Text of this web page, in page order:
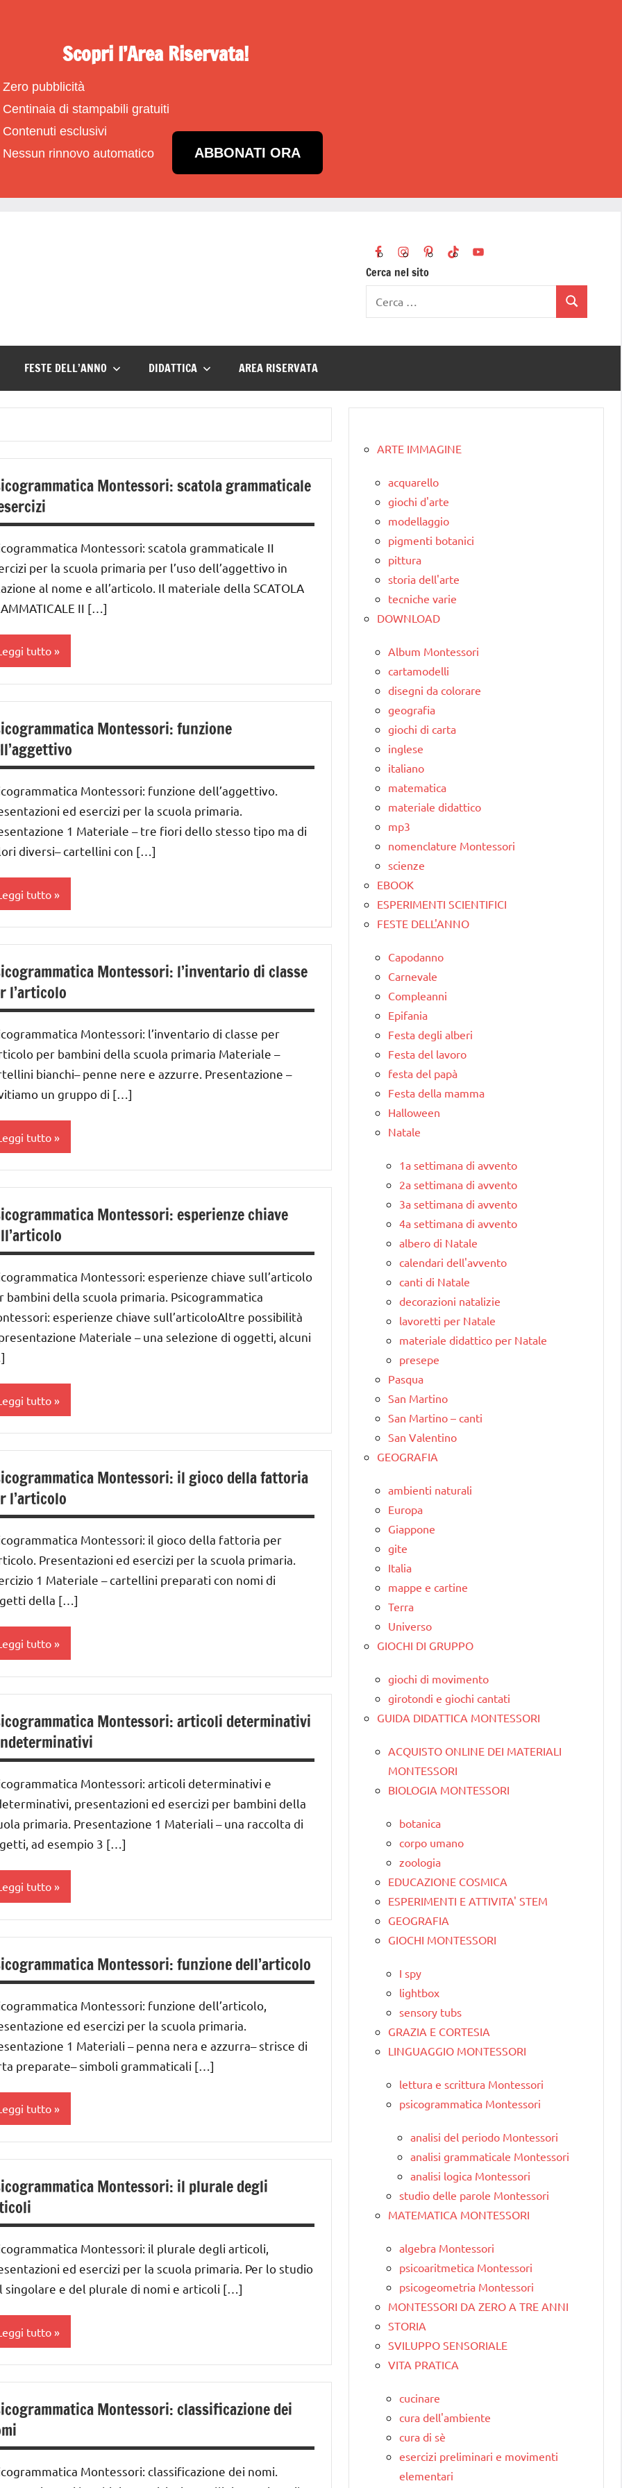
Scopri l’Area Riservata!
Zero pubblicità
Centinaia di stampabili gratuiti
Contenuti esclusivi
Nessun rinnovo automatico
ABBONATI ORA
Cerca nel sito
per:
Cerca
FESTE DELL’ANNO DIDATTICA AREA RISERVATA
Montessori: scatola grammaticale
Montessori: scatola grammaticale II
per la scuola primaria per l’uso dell’aggettivo in
al nome e all’articolo. Il materiale della SCATOLA
II […]
tutto
classe
GUIDA
Montessori
ETA'
Montessori: funzione
Montessori: funzione dell’aggettivo.
ed esercizi per la scuola primaria.
1 Materiale – tre fiori dello stesso tipo ma di
diversi– cartellini con […]
tutto
2a
GUIDA
MONTESSORI
GLI
ETA'
Montessori: l’inventario di classe
l’articolo
Montessori: l’inventario di classe per
per bambini della scuola primaria Materiale –
bianchi– penne nere e azzurre. Presentazione –
un gruppo di […]
tutto
3a
Montessori
GLI
ETA'
Montessori: esperienze chiave
Montessori: esperienze chiave sull’articolo
bambini della scuola primaria. Psicogrammatica
esperienze chiave sull’articoloAltre possibilità
Materiale – una selezione di oggetti, alcuni
tutto
Montessori
ETA'
Montessori: il gioco della fattoria
l’articolo
Montessori: il gioco della fattoria per
Presentazioni ed esercizi per la scuola primaria.
1 Materiale – cartellini preparati con nomi di
della […]
tutto
classe
GUIDA
GLI
ETA'
Montessori: articoli determinativi
Montessori: articoli determinativi e
presentazioni ed esercizi per bambini della
primaria. Presentazione 1 Materiali – una raccolta di
ad esempio 3 […]
tutto
2a
GLI
GLI
Montessori: funzione dell’articolo
Montessori: funzione dell’articolo,
ed esercizi per la scuola primaria.
1 Materiali – penna nera e azzurra– strisce di
preparate– simboli grammaticali […]
tutto
2a
LINGUAGGIO
Montessori: il plurale degli
Montessori: il plurale degli articoli,
ed esercizi per la scuola primaria. Per lo studio
singolare e del plurale di nomi e articoli […]
tutto
Montessori: classificazione dei
Montessori: classificazione dei nomi.
ARTE IMMAGINE
acquarello
giochi d'arte
modellaggio
pigmenti botanici
pittura
storia dell'arte
tecniche varie
DOWNLOAD
Album Montessori
cartamodelli
disegni da colorare
geografia
giochi di carta
inglese
italiano
matematica
materiale didattico
mp3
nomenclature Montessori
scienze
EBOOK
ESPERIMENTI SCIENTIFICI
FESTE DELL'ANNO
Capodanno
Carnevale
Compleanni
Epifania
Festa degli alberi
Festa del lavoro
festa del papà
Festa della mamma
Halloween
Natale
1a settimana di avvento
2a settimana di avvento
3a settimana di avvento
4a settimana di avvento
albero di Natale
calendari dell'avvento
canti di Natale
decorazioni natalizie
lavoretti per Natale
materiale didattico per Natale
presepe
Pasqua
San Martino
San Martino – canti
San Valentino
GEOGRAFIA
ambienti naturali
Europa
Giappone
gite
Italia
mappe e cartine
Terra
Universo
GIOCHI DI GRUPPO
giochi di movimento
girotondi e giochi cantati
GUIDA DIDATTICA MONTESSORI
ACQUISTO ONLINE DEI MATERIALI
MONTESSORI
BIOLOGIA MONTESSORI
botanica
corpo umano
zoologia
EDUCAZIONE COSMICA
ESPERIMENTI E ATTIVITA' STEM
GEOGRAFIA
GIOCHI MONTESSORI
I spy
lightbox
sensory tubs
GRAZIA E CORTESIA
LINGUAGGIO MONTESSORI
lettura e scrittura Montessori
psicogrammatica Montessori
analisi del periodo Montessori
analisi grammaticale Montessori
analisi logica Montessori
studio delle parole Montessori
MATEMATICA MONTESSORI
algebra Montessori
psicoaritmetica Montessori
psicogeometria Montessori
MONTESSORI DA ZERO A TRE ANNI
STORIA
SVILUPPO SENSORIALE
VITA PRATICA
cucinare
cura dell'ambiente
cura di sè
esercizi preliminari e movimenti
elementari